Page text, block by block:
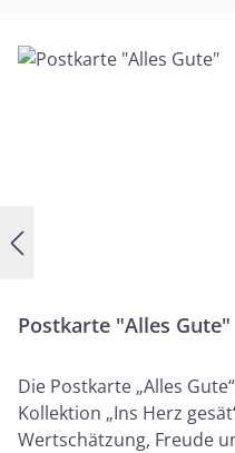
Postkarte "Alles Gute"
Die Postkarte „Alles
Kollektion „Ins Herz
Wertschätzung, Freude